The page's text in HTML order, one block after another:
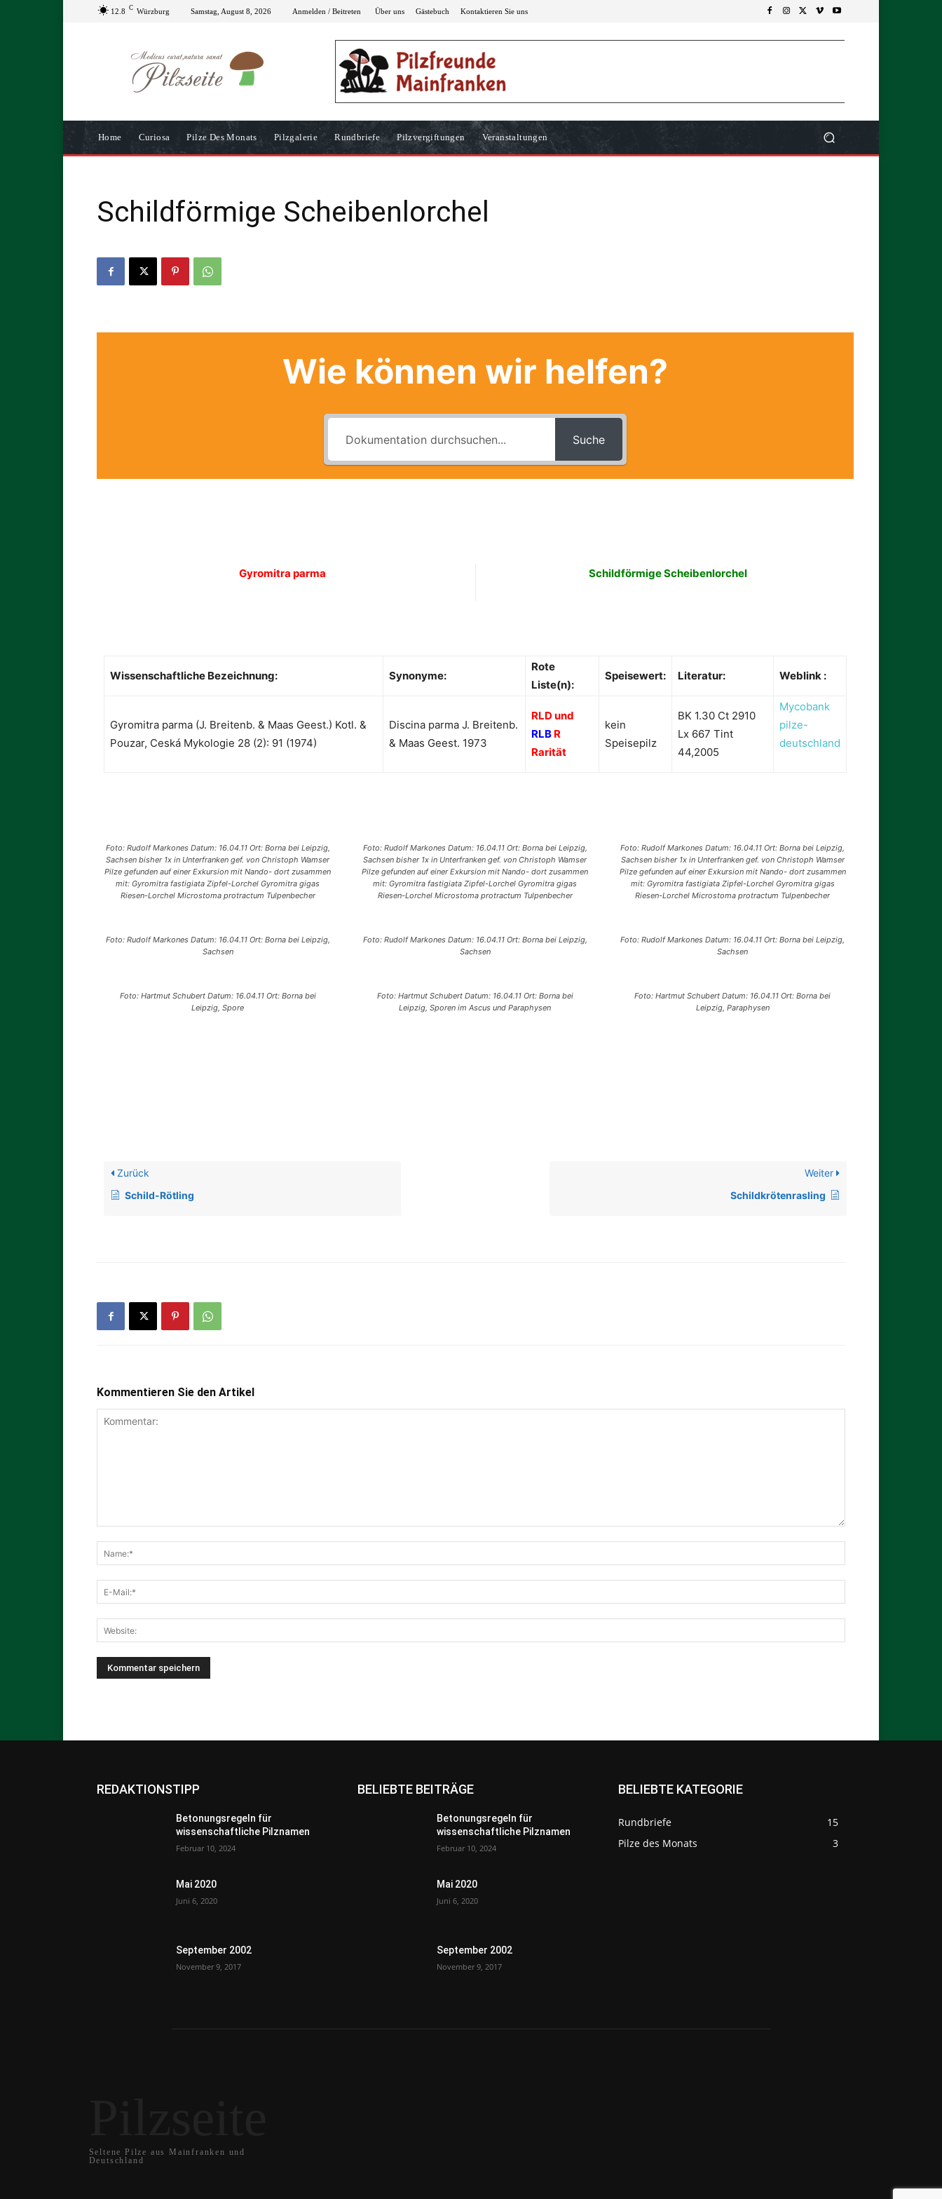
12.8 C Würzburg Samstag, August 8, 2026 Anmelden / Beitreten Über uns Gästebuch Kontaktieren Sie uns
Home Curiosa Pilze Des Monats Pilzgalerie Rundbriefe Pilzvergiftungen Veranstaltungen
Schildförmige Scheibenlorchel
Wie können wir helfen?
Suche
Gyromitra parma Schildförmige Scheibenlorchel
Wissenschaftliche Bezeichnung: Synonyme:
Rote
Liste(n):
Speisewert: Literatur: Weblink :
Gyromitra parma (J. Breitenb. & Maas Geest.) Kotl. &
Pouzar, Ceská Mykologie 28 (2): 91 (1974)
Discina parma J. Breitenb.
& Maas Geest. 1973
RLD und
RLB R
Rarität
kein
Speisepilz
BK 1.30 Ct 2910
Lx 667 Tint
44,2005
Mycobank
pilze-
deutschland
Foto: Rudolf Markones Datum: 16.04.11 Ort: Borna bei Leipzig,
Sachsen bisher 1x in Unterfranken gef. von Christoph Wamser
Pilze gefunden auf einer Exkursion mit Nando- dort zusammen
mit: Gyromitra fastigiata Zipfel-Lorchel Gyromitra gigas
Riesen-Lorchel Microstoma protractum Tulpenbecher
Foto: Rudolf Markones Datum: 16.04.11 Ort: Borna bei Leipzig,
Sachsen bisher 1x in Unterfranken gef. von Christoph Wamser
Pilze gefunden auf einer Exkursion mit Nando- dort zusammen
mit: Gyromitra fastigiata Zipfel-Lorchel Gyromitra gigas
Riesen-Lorchel Microstoma protractum Tulpenbecher
Foto: Rudolf Markones Datum: 16.04.11 Ort: Borna bei Leipzig,
Sachsen bisher 1x in Unterfranken gef. von Christoph Wamser
Pilze gefunden auf einer Exkursion mit Nando- dort zusammen
mit: Gyromitra fastigiata Zipfel-Lorchel Gyromitra gigas
Riesen-Lorchel Microstoma protractum Tulpenbecher
Foto: Rudolf Markones Datum: 16.04.11 Ort: Borna bei Leipzig,
Sachsen
Foto: Rudolf Markones Datum: 16.04.11 Ort: Borna bei Leipzig,
Sachsen
Foto: Rudolf Markones Datum: 16.04.11 Ort: Borna bei Leipzig,
Sachsen
Foto: Hartmut Schubert Datum: 16.04.11 Ort: Borna bei
Leipzig, Spore
Foto: Hartmut Schubert Datum: 16.04.11 Ort: Borna bei
Leipzig, Sporen im Ascus und Paraphysen
Foto: Hartmut Schubert Datum: 16.04.11 Ort: Borna bei
Leipzig, Paraphysen
Zurück
Schild-Rötling
Weiter
Schildkrötenrasling
Kommentieren Sie den Artikel
REDAKTIONSTIPP
Betonungsregeln für
wissenschaftliche Pilznamen
Februar 10, 2024
Mai 2020
Juni 6, 2020
September 2002
November 9, 2017
BELIEBTE BEITRÄGE
Betonungsregeln für
wissenschaftliche Pilznamen
Februar 10, 2024
Mai 2020
Juni 6, 2020
September 2002
November 9, 2017
BELIEBTE KATEGORIE
Rundbriefe
15
Pilze des Monats
3
Seltene Pilze aus Mainfranken und
Deutschland